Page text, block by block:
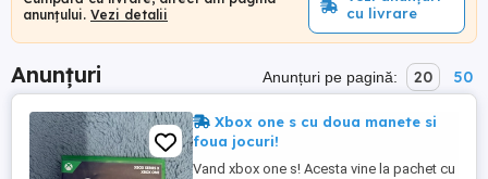
anunțului. Vezi detalii
cu livrare
Anunțuri Anunțuri pe pagină: 20 50
Xbox one s cu doua manete si
foua jocuri!
Vand xbox one s! Acesta vine la pachet cu